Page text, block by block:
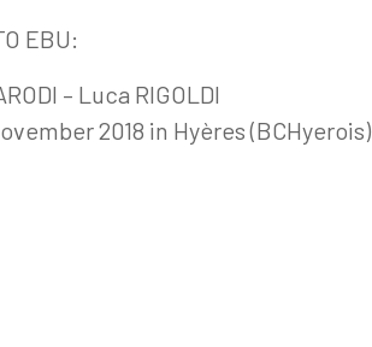
EBU:
– Luca RIGOLDI
2018 in Hyères (BCHyerois)